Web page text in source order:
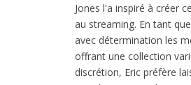
Jones l'a inspiré à créer
au streaming. En tant
avec détermination les
offrant une collection
discrétion, Eric préfère